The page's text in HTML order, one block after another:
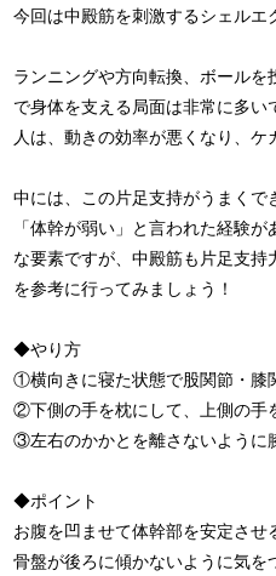
今回は中殿筋を刺激するシェルエ
ランニングや方向転換、ボールを
で身体を支える局面は非常に多
人は、動きの効率が悪くなり、ケ
中には、この片足支持がうまくで
「体幹が弱い」と言われた経験
な要素ですが、中殿筋も片足支
を参考に行ってみましょう！
◆やり方
①横向きに寝た状態で股関節・膝
②下側の手を枕にして、上側の手
③左右のかかとを離さないように
◆ポイント
お腹を凹ませて体幹部を安定させ
骨盤が後ろに傾かないように気を